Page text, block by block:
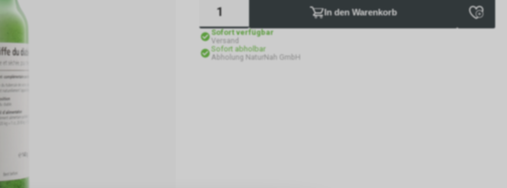
In den Warenkorb
Sofort verfügbar
Versand
Sofort abholbar
Abholung NaturNah GmbH